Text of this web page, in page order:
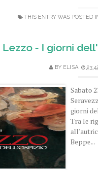
THIS ENTRY WAS POSTED
Lezzo - I giorni
BY ELISA
Sabato
giorni
Tra le
Beppe...